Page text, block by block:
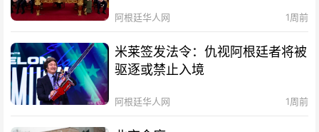
阿根廷华人网 1周前
米莱签发法令：仇视阿根廷者将被
驱逐或禁止入境
阿根廷华人网 1周前